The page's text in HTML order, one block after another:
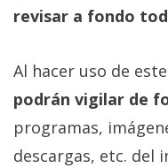
revisar a fondo
Al hacer uso de
podrán vigilar de
programas,
descargas, etc. del